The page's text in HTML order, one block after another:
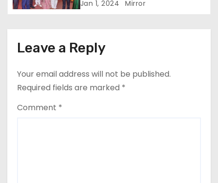
पुस्तकांची भेट
Jan 1, 2024 Mirror
Leave a Reply
Your email address will not be published.
Required fields are marked *
Comment *